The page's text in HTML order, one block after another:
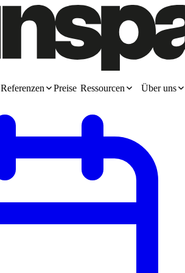
Referenzen Preise Ressourcen Über uns